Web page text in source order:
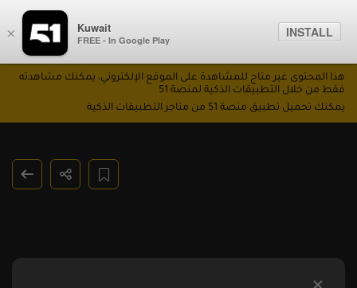
× Kuwait
FREE - In Google Play
INSTALL
هذا المحتوى غير متاح للمشاهدة على الموقع الإلكتروني، يمكنك مشاهدته
فقط من خلال التطبيقات الذكية لمنصة 51
يمكنك تحميل تطبيق منصة 51 من متاجر التطبيقات الذكية